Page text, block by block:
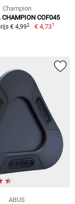
Champion
CHAMPION COF045
€ 4,992 € 4,731
ABUS